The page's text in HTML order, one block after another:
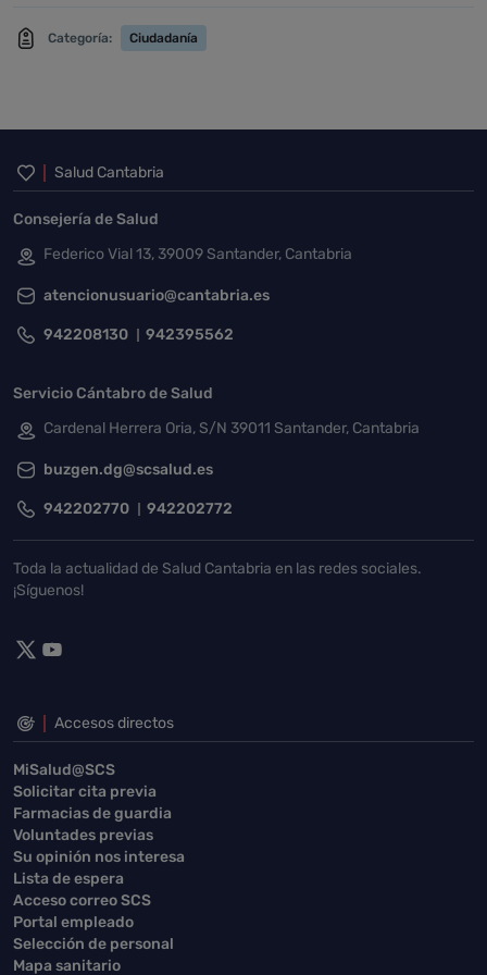
Categoría: Ciudadanía
Inicio del pie de página
Salud Cantabria
Consejería de Salud
Federico Vial 13, 39009 Santander, Cantabria
atencionusuario@cantabria.es
942208130 942395562
Servicio Cántabro de Salud
Cardenal Herrera Oria, S/N 39011 Santander, Cantabria
buzgen.dg@scsalud.es
942202770 942202772
Toda la actualidad de Salud Cantabria en las redes sociales.
¡Síguenos!
Accesos directos
MiSalud@SCS
Solicitar cita previa
Farmacias de guardia
Voluntades previas
Su opinión nos interesa
Lista de espera
Acceso correo SCS
Portal empleado
Selección de personal
Mapa sanitario